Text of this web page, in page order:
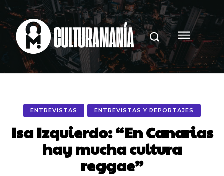
ENTREVISTAS ENTREVISTAS Y REPORTAJES
Isa Izquierdo: “En Canarias
hay mucha cultura
reggae”